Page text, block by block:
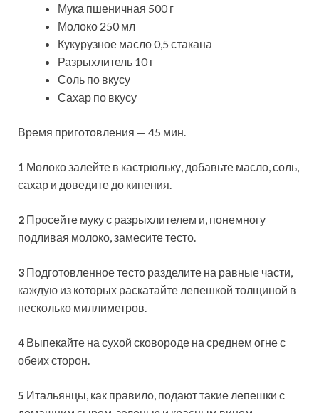
Мука пшеничная 500 г
Молоко 250 мл
Кукурузное масло 0,5 стакана
Разрыхлитель 10 г
Соль по вкусу
Сахар по вкусу
Время приготовления — 45 мин.
1 Молоко залейте в кастрюльку, добавьте масло, соль,
сахар и доведите до кипения.
2 Просейте муку с разрыхлителем и, понемногу
подливая молоко, замесите тесто.
3 Подготовленное тесто разделите на равные части,
каждую из которых раскатайте лепешкой толщиной в
несколько миллиметров.
4 Выпекайте на сухой сковороде на среднем огне с
обеих сторон.
5 Итальянцы, как правило, подают такие лепешки с